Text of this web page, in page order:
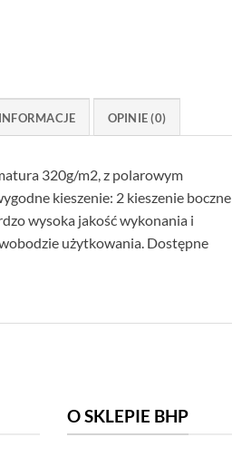
OPINIE (0)
320g/m2, z polarowym
kieszenie: 2 kieszenie boczne
wysoka jakość wykonania i
użytkowania. Dostępne
O SKLEPIE BHP